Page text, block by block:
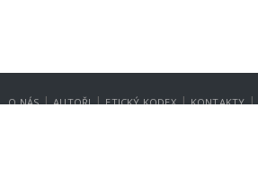
O NÁS | AUTOŘI | ETICKÝ KODEX | KONTAKTY |